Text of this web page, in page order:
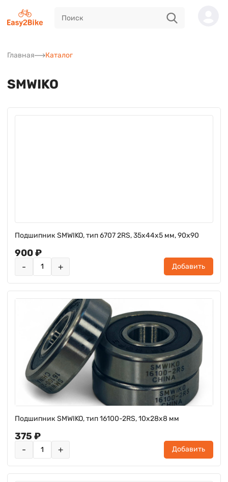
Главная Каталог
SMWIKO
Подшипник SMWIKO, тип 6707 2RS, 35х44х5 мм, 90x90
900 ₽
- + Добавить
Подшипник SMWIKO, тип 16100-2RS, 10х28х8 мм
375 ₽
- + Добавить